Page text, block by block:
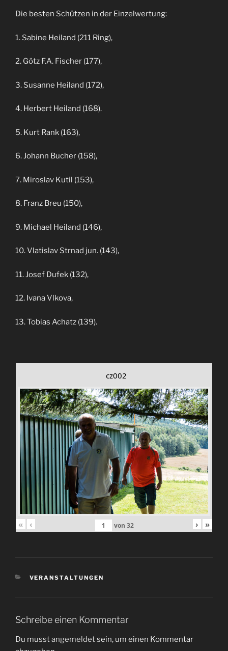
Die besten Schützen in der Einzelwertung:
1. Sabine Heiland (211 Ring),
2. Götz F.A. Fischer (177),
3. Susanne Heiland (172),
4. Herbert Heiland (168).
5. Kurt Rank (163),
6. Johann Bucher (158),
7. Miroslav Kutil (153),
8. Franz Breu (150),
9. Michael Heiland (146),
10. Vlatislav Strnad jun. (143),
11. Josef Dufek (132),
12. Ivana Vlkova,
13. Tobias Achatz (139).
cz002
« ‹ von 32 › »
KATEGORIEN
VERANSTALTUNGEN
Schreibe einen Kommentar
Du musstangemeldetsein, um einen Kommentar